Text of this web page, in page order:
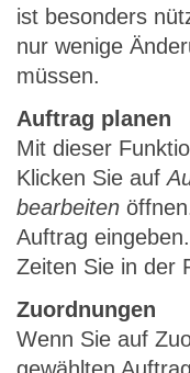
ist besonders
nur wenige
müssen.
Auftrag planen
Mit dieser
Klicken Sie auf
bearbeiten
Auftrag
Zeiten Sie in der
Zuordnungen
Wenn Sie auf